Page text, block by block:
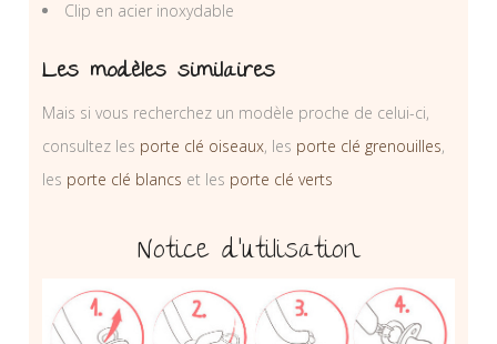
Clip en acier inoxydable
Les modèles similaires
Mais si vous recherchez un modèle proche de celui-ci,
consultez les porte clé oiseaux, les porte clé grenouilles,
les porte clé blancs et les porte clé verts
Notice d’utilisation